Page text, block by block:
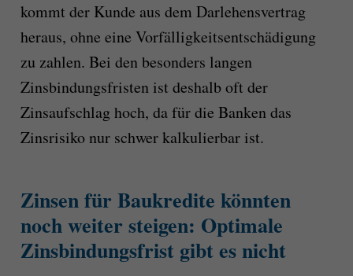
kommt der Kunde aus dem Darlehensvertrag
heraus, ohne eine Vorfälligkeitsentschädigung
zu zahlen. Bei den besonders langen
Zinsbindungsfristen ist deshalb oft der
Zinsaufschlag hoch, da für die Banken das
Zinsrisiko nur schwer kalkulierbar ist.
Zinsen für Baukredite könnten
noch weiter steigen: Optimale
Zinsbindungsfrist gibt es nicht